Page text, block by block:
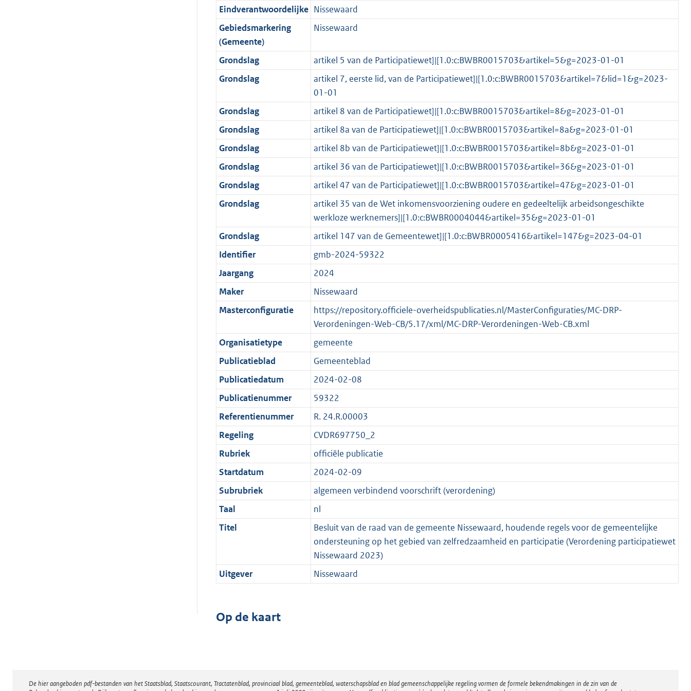
o
r
m
a
a
t
f
o
r
m
a
a
n
f
o
r
m
a
t
b
i
n
f
o
r
m
a
t
K
b
o
t
e
:
4
K
b
o
o
t
e
K
b
Eindverantwoordelijke Nissewaard
Gebiedsmarkering
(Gemeente)
Nissewaard
Grondslag
artikel 5 van de Participatiewet]|[1.0:c:BWBR0015703&artikel=5&g=2023-01-01
Grondslag
artikel 7, eerste lid, van de Participatiewet]|[1.0:c:BWBR0015703&artikel=7&lid=1&g=2023-
01-01
Grondslag
artikel 8 van de Participatiewet]|[1.0:c:BWBR0015703&artikel=8&g=2023-01-01
Grondslag
artikel 8a van de Participatiewet]|[1.0:c:BWBR0015703&artikel=8a&g=2023-01-01
Grondslag
artikel 8b van de Participatiewet]|[1.0:c:BWBR0015703&artikel=8b&g=2023-01-01
Grondslag
artikel 36 van de Participatiewet]|[1.0:c:BWBR0015703&artikel=36&g=2023-01-01
Grondslag
artikel 47 van de Participatiewet]|[1.0:c:BWBR0015703&artikel=47&g=2023-01-01
Grondslag
artikel 35 van de Wet inkomensvoorziening oudere en gedeeltelijk arbeidsongeschikte
werkloze werknemers]|[1.0:c:BWBR0004044&artikel=35&g=2023-01-01
Grondslag
artikel 147 van de Gemeentewet]|[1.0:c:BWBR0005416&artikel=147&g=2023-04-01
Identifier
gmb-2024-59322
Jaargang
2024
Maker
Nissewaard
Masterconfiguratie
https://repository.officiele-overheidspublicaties.nl/MasterConfiguraties/MC-DRP-
Verordeningen-Web-CB/5.17/xml/MC-DRP-Verordeningen-Web-CB.xml
Organisatietype
gemeente
Publicatieblad
Gemeenteblad
Publicatiedatum
2024-02-08
Publicatienummer
59322
Referentienummer
R. 24.R.00003
Regeling
CVDR697750_2
Rubriek
officiële publicatie
Startdatum
2024-02-09
Subrubriek
algemeen verbindend voorschrift (verordening)
Taal
nl
Titel
Besluit van de raad van de gemeente Nissewaard, houdende regels voor de gemeentelijke
ondersteuning op het gebied van zelfredzaamheid en participatie (Verordening participatiewet
Nissewaard 2023)
Uitgever
Nissewaard
Op de kaart
De hier aangeboden pdf-bestanden van het Staatsblad, Staatscourant, Tractatenblad, provinciaal blad, gemeenteblad, waterschapsblad en blad gemeenschappelijke regeling vormen de formele bekendmakingen in de zin van de